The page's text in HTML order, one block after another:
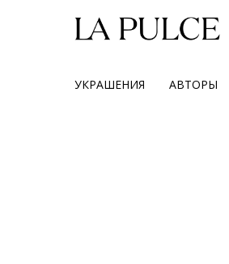
УКРАШЕНИЯ АВТОРЫ